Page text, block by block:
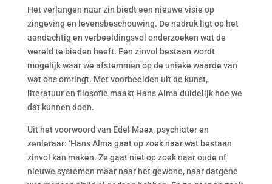
Het verlangen naar zin biedt een nieuwe visie op
zingeving en levensbeschouwing. De nadruk ligt op het
aandachtig en verbeeldingsvol onderzoeken wat de
wereld te bieden heeft. Een zinvol bestaan wordt
mogelijk waar we afstemmen op de unieke waarde van
wat ons omringt. Met voorbeelden uit de kunst,
literatuur en filosofie maakt Hans Alma duidelijk hoe we
dat kunnen doen.
Uit het voorwoord van Edel Maex, psychiater en
zenleraar: ‘Hans Alma gaat op zoek naar wat bestaan
zinvol kan maken. Ze gaat niet op zoek naar oude of
nieuwe systemen maar naar het gewone, naar datgene